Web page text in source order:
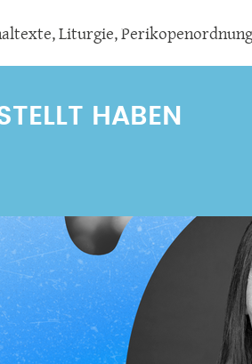
,Liturgie,Perikopenordnung
HABEN